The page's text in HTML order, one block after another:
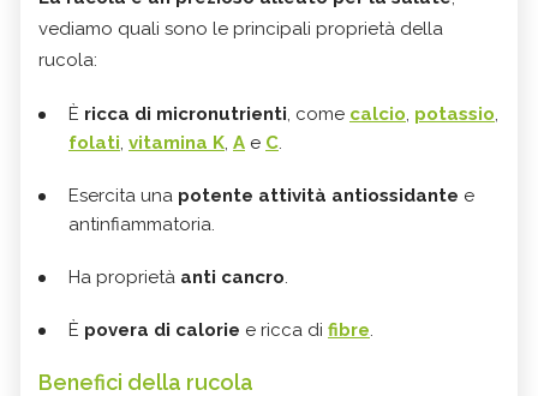
vediamo quali sono le principali proprietà della
rucola:
È ricca di micronutrienti, come calcio, potassio,
folati, vitamina K, A e C.
Esercita una potente attività antiossidante e
antinfiammatoria.
Ha proprietà anti cancro.
È povera di calorie e ricca di fibre.
Benefici della rucola